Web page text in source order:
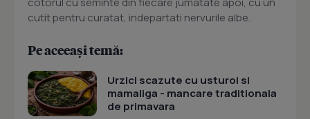
cutit pentru curatat, indepartati nervurile albe.
Pe aceeași temă:
Urzici scazute cu usturoi si
mamaliga - mancare traditionala
de primavara